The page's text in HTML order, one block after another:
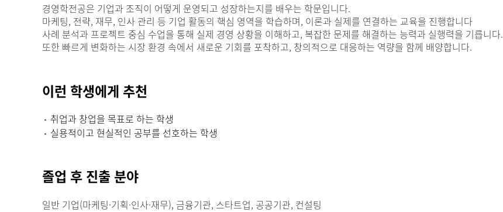
경영학전공은 기업과 조직이 어떻게 운영되고 성장하는지를 배우는 학문입니다.
마케팅, 전략, 재무, 인사 관리 등 기업 활동의 핵심 영역을 학습하며, 이론과 실제를 연결하는 교육을 진행합니다
사례 분석과 프로젝트 중심 수업을 통해 실제 경영 상황을 이해하고, 복잡한 문제를 해결하는 능력과 실행력을 기릅니다.
또한 빠르게 변화하는 시장 환경 속에서 새로운 기회를 포착하고, 창의적으로 대응하는 역량을 함께 배양합니다.
이런 학생에게 추천
취업과 창업을 목표로 하는 학생
실용적이고 현실적인 공부를 선호하는 학생
졸업 후 진출 분야
일반 기업(마케팅·기획·인사·재무), 금융기관, 스타트업, 공공기관, 컨설팅